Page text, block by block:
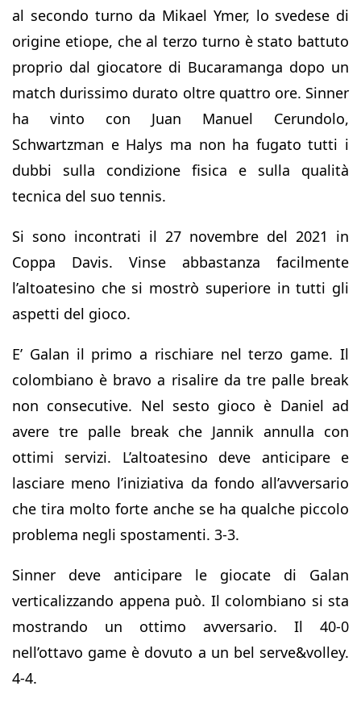
al secondo turno da Mikael Ymer, lo svedese di
origine etiope, che al terzo turno è stato battuto
proprio dal giocatore di Bucaramanga dopo un
match durissimo durato oltre quattro ore. Sinner
ha vinto con Juan Manuel Cerundolo,
Schwartzman e Halys ma non ha fugato tutti i
dubbi sulla condizione fisica e sulla qualità
tecnica del suo tennis.
Si sono incontrati il 27 novembre del 2021 in
Coppa Davis. Vinse abbastanza facilmente
l’altoatesino che si mostrò superiore in tutti gli
aspetti del gioco.
E’ Galan il primo a rischiare nel terzo game. Il
colombiano è bravo a risalire da tre palle break
non consecutive. Nel sesto gioco è Daniel ad
avere tre palle break che Jannik annulla con
ottimi servizi. L’altoatesino deve anticipare e
lasciare meno l’iniziativa da fondo all’avversario
che tira molto forte anche se ha qualche piccolo
problema negli spostamenti. 3-3.
Sinner deve anticipare le giocate di Galan
verticalizzando appena può. Il colombiano si sta
mostrando un ottimo avversario. Il 40-0
nell’ottavo game è dovuto a un bel serve&volley.
4-4.